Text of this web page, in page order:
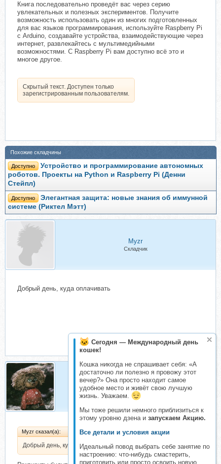
Сегодня — Международный день
кошек!
Кошка никогда не спрашивает себя: «А
достаточно ли полезно я провожу этот
вечер?» Она просто находит самое
удобное место и живёт свою лучшую
жизнь. Уважаем.
Мы тоже решили немного приблизиться к
этому уровню дзена и запускаем Акцию.
Все детали и условия акции
Идеальный повод выбрать себе занятие по
настроению: что-нибудь смастерить,
приготовить или просто освоить новую
Книга последовательно проведёт вас через серию
увлекательных и полезных экспериментов. Получите
возможность использовать один из многих подготовленных
для вас языков программирования, используйте Raspberry Pi
с Arduino, создавайте устройства, взаимодействующие через
интернет, развлекайтесь с мультимедийными
возможностями. С Raspberry Pi вам доступно всё это и
многое другое.
Скрытый текст. Доступен только
зарегистрированным пользователям.
Похожие складчины
Доступно
Устройство и программирование автономных
роботов. Проекты на Python и Raspberry Pi (Денни
Стейпл)
Доступно
Элегантная защита: новые знания об иммунной
системе (Риктел Мэтт)
Myzr
Складчик
Добрый день, куда оплачивать
Нафаня
Организатор складчин
Myzr сказал(а):
Добрый день, куда оплачивать